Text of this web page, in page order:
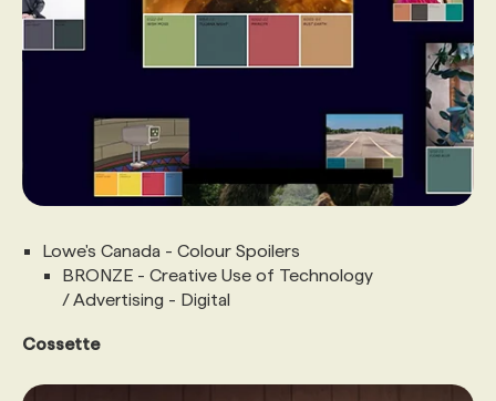
Lowe's Canada - Colour Spoilers
BRONZE - Creative Use of Technology
/ Advertising - Digital
Cossette